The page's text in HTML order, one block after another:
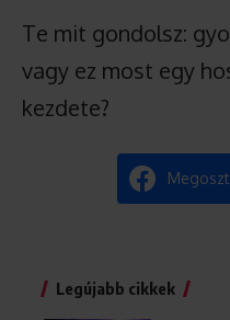
Te mit gondolsz:
vagy ez most egy
kezdete?
Legújabb cikkek